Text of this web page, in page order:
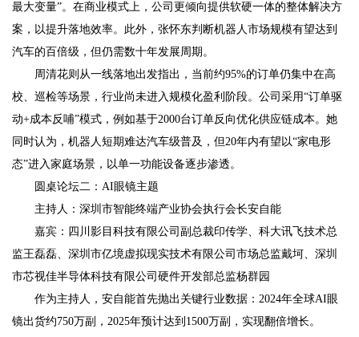
最大变量”。在商业模式上，公司更倾向提供软硬一体的整体解决方
案，以提升落地效率。此外，张怀东判断机器人市场规模有望达到
汽车的百倍级，但仍需数十年发展周期。
周清花则从一线落地出发指出，当前约95%的订单仍集中在高
校、巡检等场景，行业尚未进入规模化盈利阶段。公司采用“订单驱
动+成本反哺”模式，例如基于2000台订单反向优化供应链成本。她
同时认为，机器人短期难达汽车级普及，但20年内有望以“家电形
态”进入家庭场景，以单一功能设备逐步渗透。
圆桌论坛二：AI眼镜主题
主持人：深圳市智能终端产业协会执行会长安自能
嘉宾：四川影目科技有限公司副总裁印传学、科大讯飞技术总
监王磊磊、深圳市亿境虚拟现实技术有限公司市场总监戴坷、深圳
市芯视佳半导体科技有限公司硬件开发部总监杨群园
作为主持人，安自能首先抛出关键行业数据：2024年全球AI眼
镜出货约750万副，2025年预计达到1500万副，实现翻倍增长。